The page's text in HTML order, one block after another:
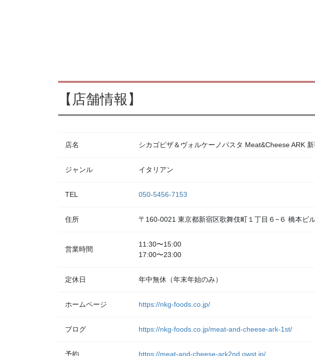
【店舗情報】
店名 シカゴピザ＆ヴォルケーノパスタ Meat&Cheese ARK
ジャンル イタリアン
TEL 050-5456-7153
住所 〒160-0021 東京都新宿区歌舞伎町１丁目６−６ 橋本ビ
営業時間
11:30〜15:00
17:00〜23:00
定休日 年中無休（年末年始のみ）
ホームページ https://nkg-foods.co.jp/
ブログ https://nkg-foods.co.jp/meat-and-cheese-ark-1st/
予約 https://meat-and-cheese-ark2nd.owst.jp/